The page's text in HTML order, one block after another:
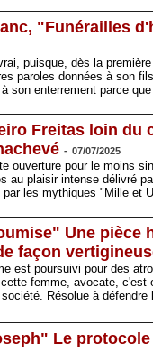
"Funérailles
puisque, dès la
paroles données à son
son enterrement parce
Freitas loin
- 07/07/2025
ouverture pour le moins
au plaisir intense délivré
les mythiques "Mille et
Une
façon
est poursuivi pour des
femme, avocate,
Résolue à
Le